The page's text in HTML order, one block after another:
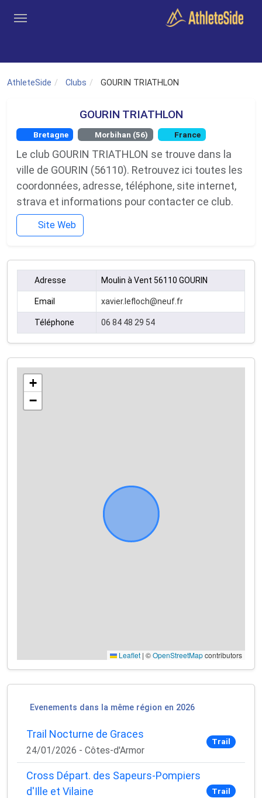
AthleteSide Clubs GOURIN TRIATHLON
GOURIN TRIATHLON
Bretagne Morbihan (56) France
Le club GOURIN TRIATHLON se trouve dans la
ville de GOURIN (56110). Retrouvez ici toutes les
coordonnées, adresse, téléphone, site internet,
strava et informations pour contacter ce club.
Site Web
Adresse Moulin à Vent 56110 GOURIN
Email xavier.lefloch@neuf.fr
Téléphone 06 84 48 29 54
+
−
Leaflet | ©OpenStreetMapcontributors
Evenements dans la même région en 2026
Trail Nocturne de Graces
24/01/2026 - Côtes-d'Armor
Trail
Cross Départ. des Sapeurs-Pompiers
d'Ille et Vilaine
Trail